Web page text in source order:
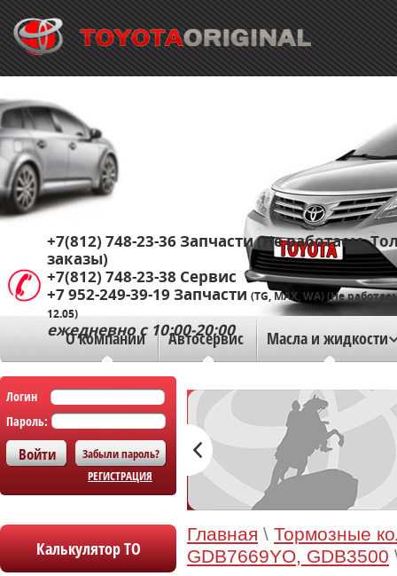
О компании Автосервис Масла и жидкости
+7(812) 748-23-36 Запчасти (Не работаем.
заказы)
+7(812) 748-23-38 Сервис
+7 952-249-39-19 Запчасти (TG, MAX, WA) (Не
12.05)
ежедневно с 10:00-20:00
Логин
Пароль:
Забыли пароль?
РЕГИСТРАЦИЯ
Калькулятор ТО
Главная \ Тормозные
GDB7669YO, GDB3500